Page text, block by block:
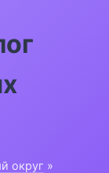
округ »